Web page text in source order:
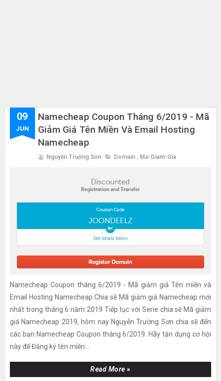
09
JUN
Namecheap Coupon Tháng 6/2019 - Mã
Giảm Giá Tên Miền Và Email Hosting
Namecheap
Nguyễn Trường Sơn Domain , Ma-Giam-Gia
Namecheap Coupon tháng 6/2019 - Mã giảm giá Tên miền và
Email Hosting Namecheap Chia sẽ Mã giảm giá Namecheap mới
nhất trong tháng 6 năm 2019 Tiếp tục với Serie chia sẽ Mã giảm
giá Namecheap 2019, hôm nay Nguyễn Trường Sơn chia sẽ đến
các bạn Namecheap Coupon tháng 6/2019. Hãy tận dụng cơ hội
này để Đăng ký tên miền...
Read More »